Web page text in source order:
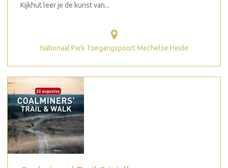
Kijkhut leer je de kunst van...
Nationaal Park Toegangspoort Mechelse Heide